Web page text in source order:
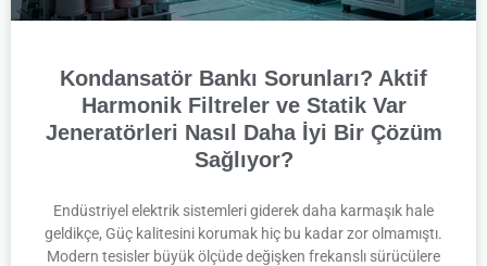
Kondansatör Bankı Sorunları? Aktif
Harmonik Filtreler ve Statik Var
Jeneratörleri Nasıl Daha İyi Bir Çözüm
Sağlıyor?
Endüstriyel elektrik sistemleri giderek daha karmaşık hale
geldikçe, Güç kalitesini korumak hiç bu kadar zor olmamıştı.
Modern tesisler büyük ölçüde değişken frekanslı sürücülere